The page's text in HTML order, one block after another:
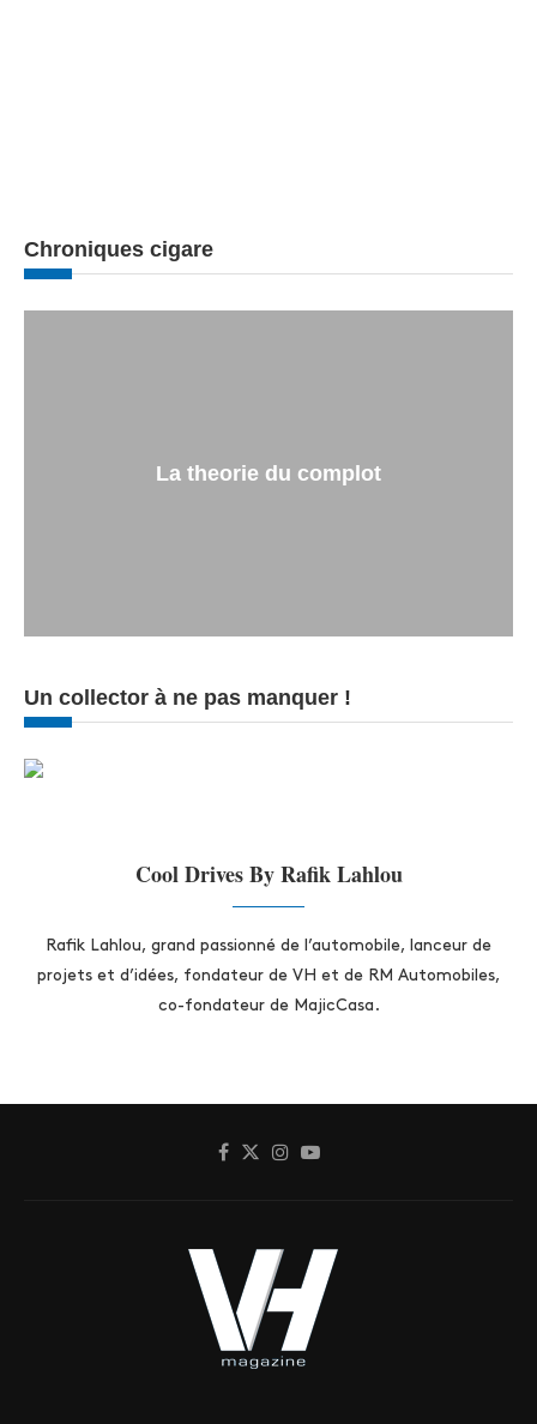
Chroniques cigare
La theorie du complot
Un collector à ne pas manquer !
Cool Drives By Rafik Lahlou
Rafik Lahlou, grand passionné de l’automobile, lanceur de
projets et d’idées, fondateur de VH et de RM Automobiles,
co-fondateur de MajicCasa.